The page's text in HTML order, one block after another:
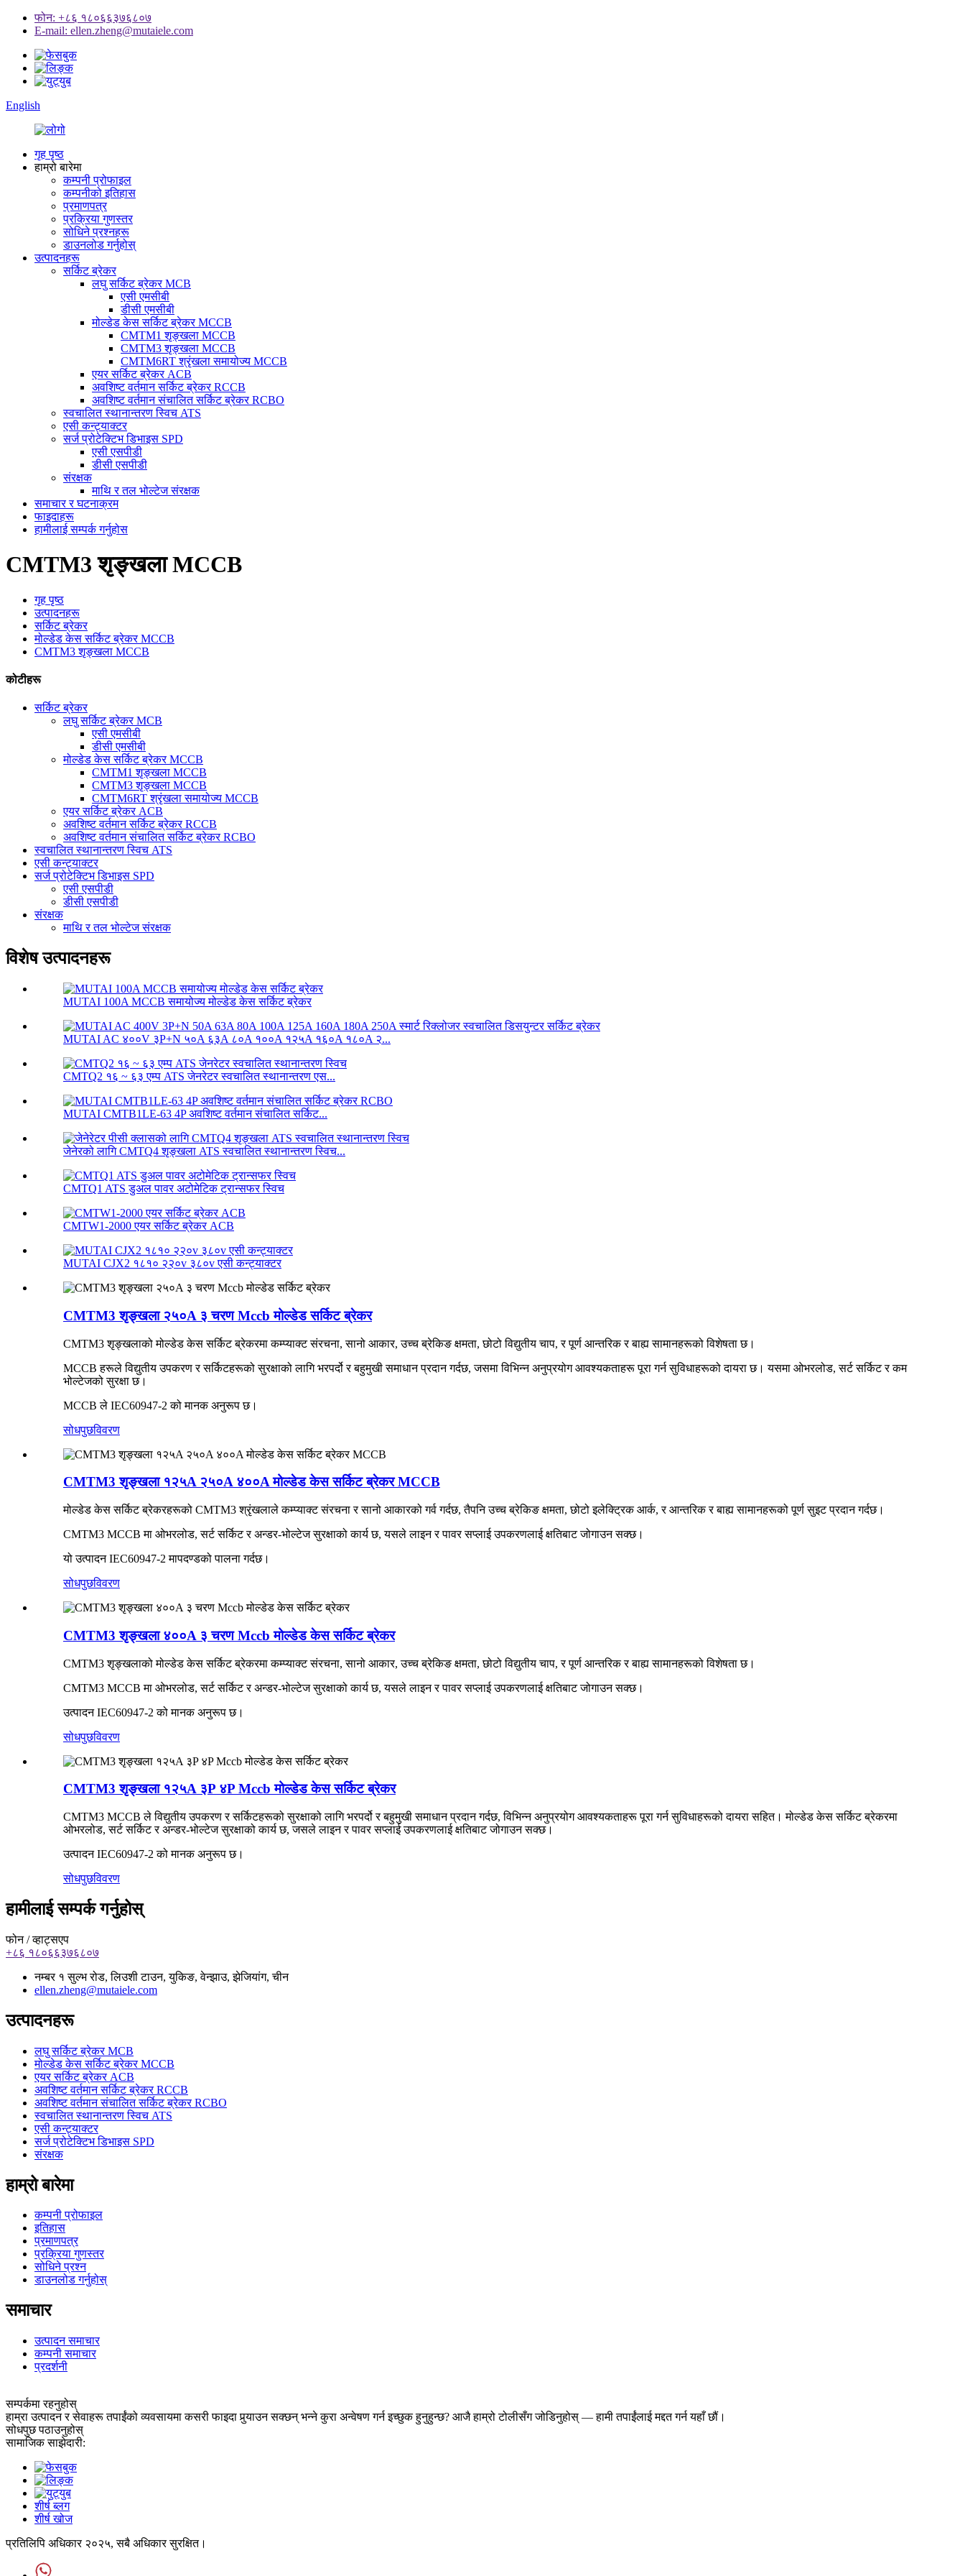
फोन: +८६ १८०६६३७६८०७
E-mail: ellen.zheng@mutaiele.com
English
गृह पृष्ठ
हाम्रो बारेमा
कम्पनी प्रोफाइल
कम्पनीको इतिहास
प्रमाणपत्र
प्रक्रिया गुणस्तर
सोधिने प्रश्नहरू
डाउनलोड गर्नुहोस्
उत्पादनहरू
सर्किट ब्रेकर
लघु सर्किट ब्रेकर MCB
एसी एमसीबी
डीसी एमसीबी
मोल्डेड केस सर्किट ब्रेकर MCCB
CMTM1 शृङ्खला MCCB
CMTM3 शृङ्खला MCCB
CMTM6RT श्रृंखला समायोज्य MCCB
एयर सर्किट ब्रेकर ACB
अवशिष्ट वर्तमान सर्किट ब्रेकर RCCB
अवशिष्ट वर्तमान संचालित सर्किट ब्रेकर RCBO
स्वचालित स्थानान्तरण स्विच ATS
एसी कन्ट्याक्टर
सर्ज प्रोटेक्टिभ डिभाइस SPD
एसी एसपीडी
डीसी एसपीडी
संरक्षक
माथि र तल भोल्टेज संरक्षक
समाचार र घटनाक्रम
फाइदाहरू
हामीलाई सम्पर्क गर्नुहोस
CMTM3 शृङ्खला MCCB
गृह पृष्ठ
उत्पादनहरू
सर्किट ब्रेकर
मोल्डेड केस सर्किट ब्रेकर MCCB
CMTM3 शृङ्खला MCCB
कोटीहरू
सर्किट ब्रेकर
लघु सर्किट ब्रेकर MCB
एसी एमसीबी
डीसी एमसीबी
मोल्डेड केस सर्किट ब्रेकर MCCB
CMTM1 शृङ्खला MCCB
CMTM3 शृङ्खला MCCB
CMTM6RT श्रृंखला समायोज्य MCCB
एयर सर्किट ब्रेकर ACB
अवशिष्ट वर्तमान सर्किट ब्रेकर RCCB
अवशिष्ट वर्तमान संचालित सर्किट ब्रेकर RCBO
स्वचालित स्थानान्तरण स्विच ATS
एसी कन्ट्याक्टर
सर्ज प्रोटेक्टिभ डिभाइस SPD
एसी एसपीडी
डीसी एसपीडी
संरक्षक
माथि र तल भोल्टेज संरक्षक
विशेष उत्पादनहरू
MUTAI 100A MCCB समायोज्य मोल्डेड केस सर्किट ब्रेकर
MUTAI AC ४००V ३P+N ५०A ६३A ८०A १००A १२५A १६०A १८०A २...
CMTQ2 १६ ~ ६३ एम्प ATS जेनरेटर स्वचालित स्थानान्तरण एस...
MUTAI CMTB1LE-63 4P अवशिष्ट वर्तमान संचालित सर्किट...
जेनेरको लागि CMTQ4 शृङ्खला ATS स्वचालित स्थानान्तरण स्विच...
CMTQ1 ATS डुअल पावर अटोमेटिक ट्रान्सफर स्विच
CMTW1-2000 एयर सर्किट ब्रेकर ACB
MUTAI CJX2 १८१० २२०v ३८०v एसी कन्ट्याक्टर
CMTM3 शृङ्खला २५०A ३ चरण Mccb मोल्डेड सर्किट ब्रेकर
CMTM3 शृङ्खलाको मोल्डेड केस सर्किट ब्रेकरमा कम्प्याक्ट संरचना, सानो आकार, उच्च ब्रेकिङ क्षमता, छोटो विद्युतीय चाप, र पूर्ण आन्तरिक र बाह्य सामानहरूको विशेषता छ।
MCCB हरूले विद्युतीय उपकरण र सर्किटहरूको सुरक्षाको लागि भरपर्दो र बहुमुखी समाधान प्रदान गर्दछ, जसमा विभिन्न अनुप्रयोग आवश्यकताहरू पूरा गर्न सुविधाहरूको दायरा छ। यसमा ओभरलोड, सर्ट सर्किट र कम
भोल्टेजको सुरक्षा छ।
MCCB ले IEC60947-2 को मानक अनुरूप छ।
सोधपुछविवरण
CMTM3 शृङ्खला १२५A २५०A ४००A मोल्डेड केस सर्किट ब्रेकर MCCB
मोल्डेड केस सर्किट ब्रेकरहरूको CMTM3 श्रृंखलाले कम्प्याक्ट संरचना र सानो आकारको गर्व गर्दछ, तैपनि उच्च ब्रेकिङ क्षमता, छोटो इलेक्ट्रिक आर्क, र आन्तरिक र बाह्य सामानहरूको पूर्ण सुइट प्रदान गर्दछ।
CMTM3 MCCB मा ओभरलोड, सर्ट सर्किट र अन्डर-भोल्टेज सुरक्षाको कार्य छ, यसले लाइन र पावर सप्लाई उपकरणलाई क्षतिबाट जोगाउन सक्छ।
यो उत्पादन IEC60947-2 मापदण्डको पालना गर्दछ।
सोधपुछविवरण
CMTM3 शृङ्खला ४००A ३ चरण Mccb मोल्डेड केस सर्किट ब्रेकर
CMTM3 शृङ्खलाको मोल्डेड केस सर्किट ब्रेकरमा कम्प्याक्ट संरचना, सानो आकार, उच्च ब्रेकिङ क्षमता, छोटो विद्युतीय चाप, र पूर्ण आन्तरिक र बाह्य सामानहरूको विशेषता छ।
CMTM3 MCCB मा ओभरलोड, सर्ट सर्किट र अन्डर-भोल्टेज सुरक्षाको कार्य छ, यसले लाइन र पावर सप्लाई उपकरणलाई क्षतिबाट जोगाउन सक्छ।
उत्पादन IEC60947-2 को मानक अनुरूप छ।
सोधपुछविवरण
CMTM3 शृङ्खला १२५A ३P ४P Mccb मोल्डेड केस सर्किट ब्रेकर
CMTM3 MCCB ले विद्युतीय उपकरण र सर्किटहरूको सुरक्षाको लागि भरपर्दो र बहुमुखी समाधान प्रदान गर्दछ, विभिन्न अनुप्रयोग आवश्यकताहरू पूरा गर्न सुविधाहरूको दायरा सहित। मोल्डेड केस सर्किट ब्रेकरमा
ओभरलोड, सर्ट सर्किट र अन्डर-भोल्टेज सुरक्षाको कार्य छ, जसले लाइन र पावर सप्लाई उपकरणलाई क्षतिबाट जोगाउन सक्छ।
उत्पादन IEC60947-2 को मानक अनुरूप छ।
सोधपुछविवरण
हामीलाई सम्पर्क गर्नुहोस्
फोन / व्हाट्सएप
+८६ १८०६६३७६८०७
नम्बर १ सुल्भ रोड, लिउशी टाउन, युकिङ, वेन्झाउ, झेजियांग, चीन
ellen.zheng@mutaiele.com
उत्पादनहरू
लघु सर्किट ब्रेकर MCB
मोल्डेड केस सर्किट ब्रेकर MCCB
एयर सर्किट ब्रेकर ACB
अवशिष्ट वर्तमान सर्किट ब्रेकर RCCB
अवशिष्ट वर्तमान संचालित सर्किट ब्रेकर RCBO
स्वचालित स्थानान्तरण स्विच ATS
एसी कन्ट्याक्टर
सर्ज प्रोटेक्टिभ डिभाइस SPD
संरक्षक
हाम्रो बारेमा
कम्पनी प्रोफाइल
इतिहास
प्रमाणपत्र
प्रक्रिया गुणस्तर
सोधिने प्रश्न
डाउनलोड गर्नुहोस्
समाचार
उत्पादन समाचार
कम्पनी समाचार
प्रदर्शनी
सम्पर्कमा रहनुहोस्
हाम्रा उत्पादन र सेवाहरू तपाईंको व्यवसायमा कसरी फाइदा पुर्‍याउन सक्छन् भन्ने कुरा अन्वेषण गर्न इच्छुक हुनुहुन्छ? आजै हाम्रो टोलीसँग जोडिनुहोस् — हामी तपाईंलाई मद्दत गर्न यहाँ छौं।
सोधपुछ पठाउनुहोस्
सामाजिक साझेदारी:
शीर्ष ब्लग
शीर्ष खोज
प्रतिलिपि अधिकार २०२५, सबै अधिकार सुरक्षित।